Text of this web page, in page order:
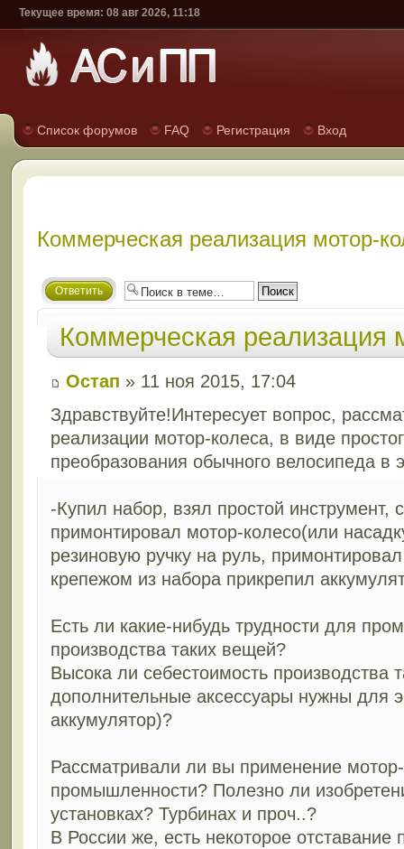
Текущее время: 08 авг 2026, 11:18
Список форумов FAQ Регистрация Вход
Коммерческая реализация мотор-
Ответить
Коммерческая реализация
Остап » 11 ноя 2015, 17:04
Здравствуйте!Интересует вопрос,
реализации мотор-колеса, в виде
преобразования обычного велосипеда в
-Купил набор, взял простой инструмент,
примонтировал мотор-колесо(или
резиновую ручку на руль,
крепежом из набора прикрепил
Есть ли какие-нибудь трудности для
производства таких вещей?
Высока ли себестоимость производства
дополнительные аксессуары нужны для
аккумулятор)?
Рассматривали ли вы применение
промышленности? Полезно ли
установках? Турбинах и проч..?
В России же, есть некоторое отставание